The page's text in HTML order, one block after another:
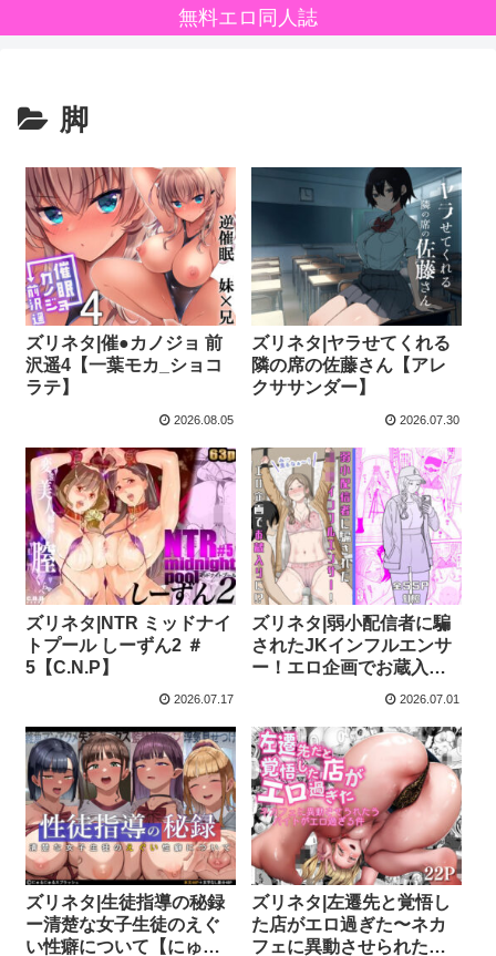
無料エロ同人誌
脚
ズリネタ|催●カノジョ 前
沢遥4【一葉モカ_ショコ
ラテ】
2026.08.05
ズリネタ|ヤラせてくれる
隣の席の佐藤さん【アレ
クササンダー】
2026.07.30
ズリネタ|NTR ミッドナイ
トプール しーずん2 ＃
5【C.N.P】
2026.07.17
ズリネタ|弱小配信者に騙
されたJKインフルエンサ
ー！エロ企画でお蔵入り
2026.07.01
ズリネタ|生徒指導の秘録
ー清楚な女子生徒のえぐ
い性癖について【にゅる
ズリネタ|左遷先と覚悟し
た店がエロ過ぎた〜ネカ
フェに異動させられたら